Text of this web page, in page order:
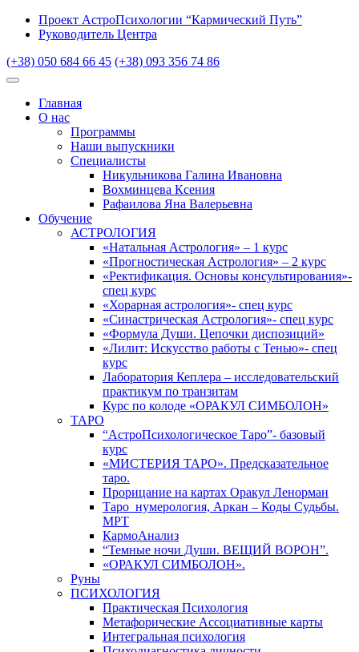
Проект АстроПсихологии “Кармический Путь”
Руководитель Центра
(+38) 050 684 66 45 (+38) 093 356 74 86
Главная
О нас
Программы
Наши выпускники
Специалисты
Никульникова Галина Ивановна
Вохминцева Ксения
Рафаилова Яна Валерьевна
Обучение
АСТРОЛОГИЯ
«Натальная Астрология» – 1 курс
«Прогностическая Астрология» – 2 курс
«Ректификация. Основы консультирования»-
спец курс
«Хорарная астрология»- спец курс
«Синастрическая Астрология»- спец курс
«Формула Души. Цепочки диспозиций»
«Лилит: Искусство работы с Тенью»- спец
курс
Лаборатория Кеплера – исследовательский
практикум по транзитам
Курс по колоде «ОРАКУЛ СИМБОЛОН»
ТАРО
“АстроПсихологическое Таро”- базовый
курс
«МИСТЕРИЯ ТАРО». Предсказательное
таро.
Прорицание на картах Оракул Ленорман
Таро_нумерология, Аркан – Коды Судьбы.
МРТ
КармоАнализ
“Темные ночи Души. ВЕЩИЙ ВОРОН”.
«ОРАКУЛ СИМБОЛОН».
Руны
ПСИХОЛОГИЯ
Практическая Психология
Метафорические Ассоциативные карты
Интегральная психология